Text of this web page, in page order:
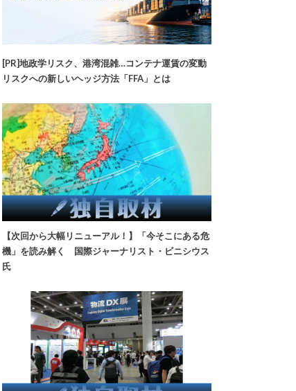
[PR]地政学リスク、港湾混雑…コンテナ運賃の変動
リスクへの新しいヘッジ方法「FFA」とは
【次回から大幅リニューアル！】「今そこにある危
機」を読み解く 国際ジャーナリスト・ビニシウス
氏